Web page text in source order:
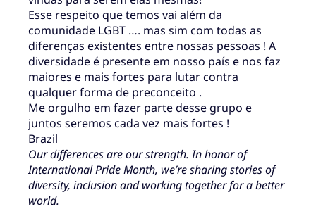
Esse respeito que temos vai além da
comunidade LGBT …. mas sim com todas as
diferenças existentes entre nossas pessoas ! A
diversidade é presente em nosso país e nos faz
maiores e mais fortes para lutar contra
qualquer forma de preconceito .
Me orgulho em fazer parte desse grupo e
juntos seremos cada vez mais fortes !
Brazil
Our differences are our strength. In honor of
International Pride Month, we’re sharing stories of
diversity, inclusion and working together for a better
world.